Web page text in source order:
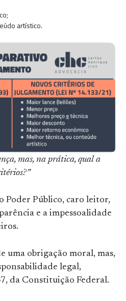
artístico.
mas, na prática, qual a
Poder Público, caro leitor,
e a impessoalidade
uma obrigação moral, mas,
legal,
da Constituição Federal.